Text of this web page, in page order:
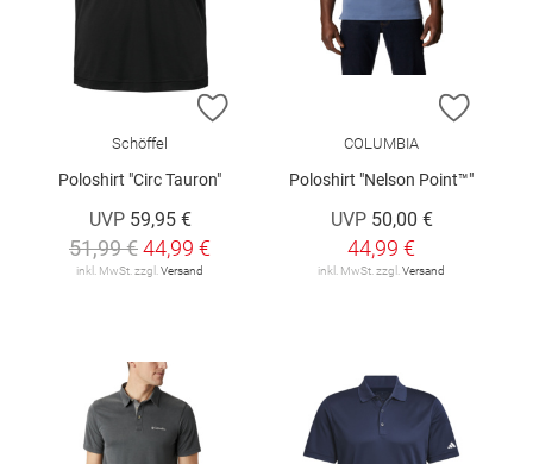
ZUR WUNSCHLISTE HINZUFÜGEN
Schöffel
Poloshirt "Circ Tauron"
UVP 59,95 €
51,99 €44,99 €
inkl. MwSt. zzgl. Versand
ZUR
COLUMBIA
Poloshirt "Nelson Point™"
UVP 50,00 €
44,99 €
inkl. MwSt. zzgl. Versand